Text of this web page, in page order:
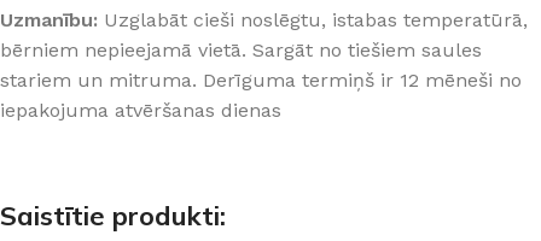
Uzmanību: Uzglabāt cieši noslēgtu, istabas temperatūrā,
bērniem nepieejamā vietā. Sargāt no tiešiem saules
stariem un mitruma. Derīguma termiņš ir 12 mēneši no
iepakojuma atvēršanas dienas
Saistītie produkti: